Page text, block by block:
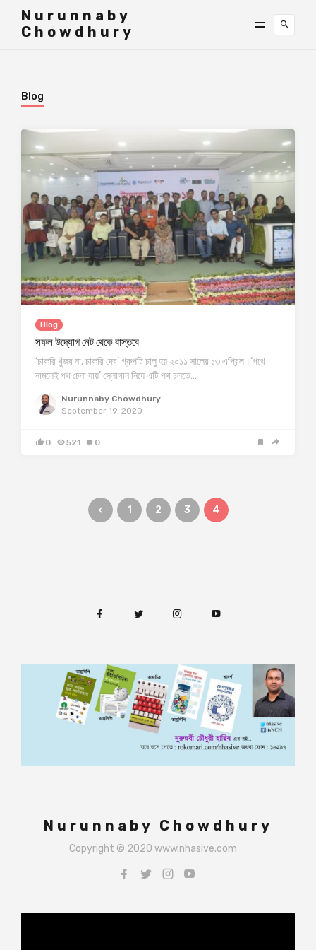
Nurunnaby
Chowdhury
Blog
Blog
সফল উদ্যোগ নেট থেকে বাস্তবে
‘চাকরি খুঁজব না, চাকরি দেব’ গ্রুপটি চালু হয় ২০১১ সালের ১৩ এপ্রিল।‘পথে
নামলেই পথ চেনা যায়’ স্লোগান নিয়ে এটি পথ চলতে…
Nurunnaby Chowdhury
September 19, 2020
0 521 0
1 2 3 4
Nurunnaby Chowdhury
Copyright © 2020 www.nhasive.com